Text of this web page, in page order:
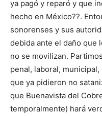
ya pagó y reparó y que
hecho en México??.
sonorenses y sus
debida ante el daño que
no se movilizan.
penal, laboral,
que ya pidieron no
que Buenavista del
temporalmente) hará